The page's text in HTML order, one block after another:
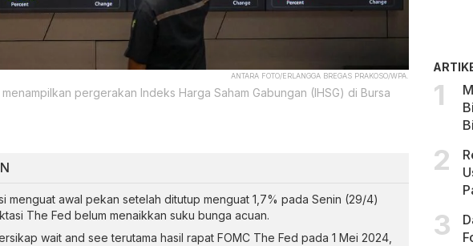
ANTARA FOTO/ERLANGGA BREGAS PRAKOSO/WPA.
pergerakan Indeks Harga Saham Gabungan (IHSG) di Bursa
menguat awal pekan setelah ditutup menguat 1,7% pada Senin (29/4)
The Fed belum menaikkan suku bunga acuan.
wait and see terutama hasil rapat FOMC The Fed pada 1 Mei 2024,